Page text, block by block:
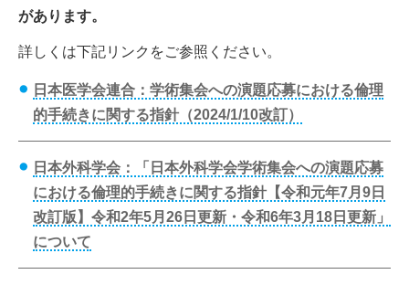
があります。
詳しくは下記リンクをご参照ください。
日本医学会連合：学術集会への演題応募における倫理
的手続きに関する指針（2024/1/10改訂）
日本外科学会：「日本外科学会学術集会への演題応募
における倫理的手続きに関する指針【令和元年7月9日
改訂版】令和2年5月26日更新・令和6年3月18日更新」
について